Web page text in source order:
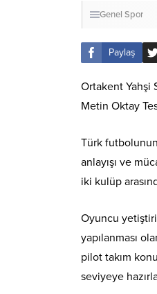
Genel Spor
Paylaş
Ortakent Yahşi
Metin Oktay
Türk
anlayışı ve
iki kulüp
Oyuncu
yapılanması
pilot takım
seviyeye